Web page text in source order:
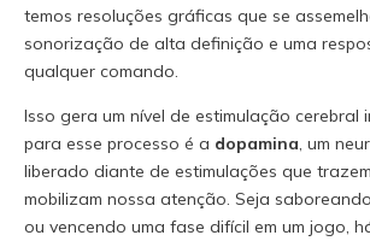
temos resoluções gráficas que se
sonorização de alta definição e uma
qualquer comando.
Isso gera um nível de estimulação cerebral
para esse processo é a dopamina, um
liberado diante de estimulações que
mobilizam nossa atenção. Seja
ou vencendo uma fase difícil em um jogo,